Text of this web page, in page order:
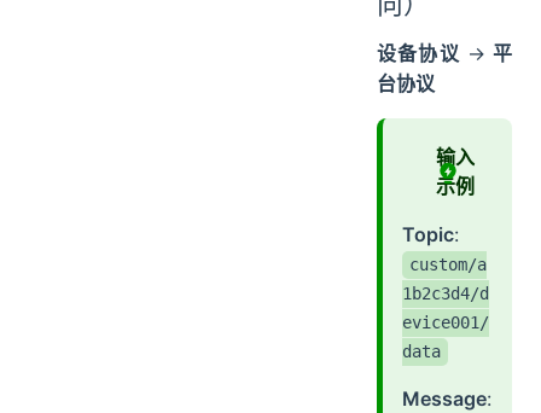
设备协议 →平
台协议
输入
示例
Topic:
custom/a
1b2c3d4/d
evice001/
data
Message: